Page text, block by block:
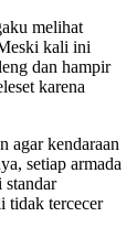
melihat
kali ini
dan hampir
karena
agar kendaraan
setiap armada
tidak tercecer